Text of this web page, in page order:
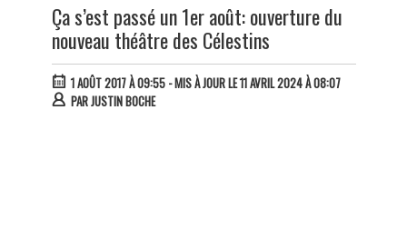
Ça s’est passé un 1er août: ouverture du
nouveau théâtre des Célestins
1 AOÛT 2017 À 09:55- MIS À JOUR LE 11 AVRIL 2024 À 08:07
PARJUSTIN BOCHE